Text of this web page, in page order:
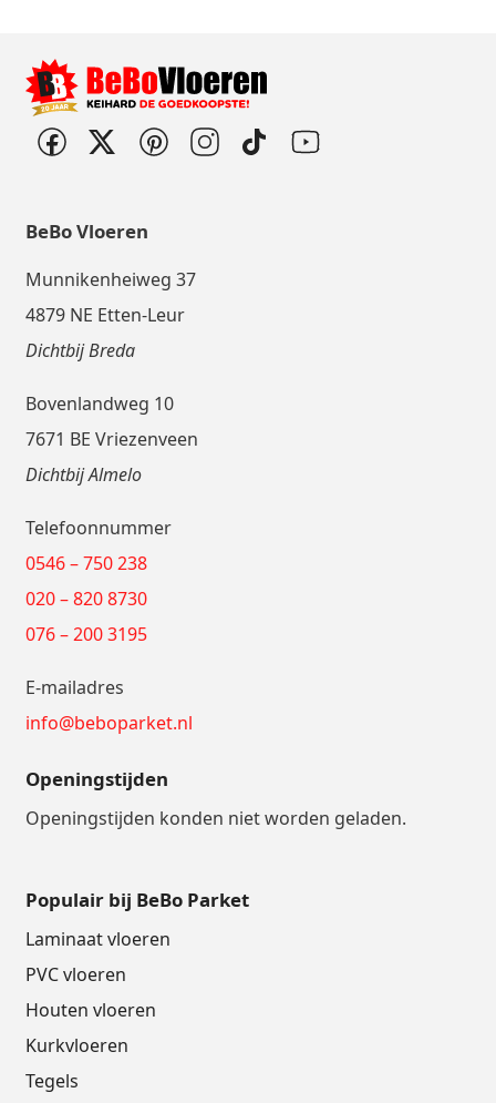
BeBo Vloeren
Munnikenheiweg 37
4879 NE Etten-Leur
Dichtbij Breda
Bovenlandweg 10
7671 BE Vriezenveen
Dichtbij Almelo
Telefoonnummer
0546 – 750 238
020 – 820 8730
076 – 200 3195
E-mailadres
info@beboparket.nl
Openingstijden
Openingstijden konden niet worden geladen.
Populair bij BeBo Parket
Laminaat vloeren
PVC vloeren
Houten vloeren
Kurkvloeren
Tegels